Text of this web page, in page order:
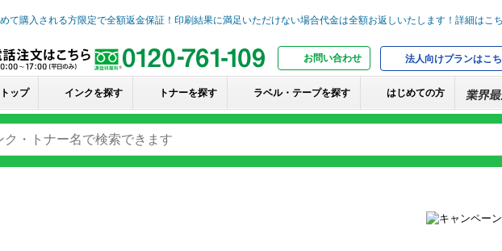
お問い合わせ 法人向けプランはこ
トップ インクを探す トナーを探す ラベル・テープを探す はじめての方